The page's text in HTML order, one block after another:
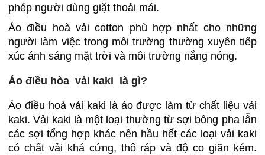
phép người dùng giặt thoải mái.
Áo điều hoà vải cotton phù hợp nhất cho những
người làm việc trong môi trường thường xuyên tiếp
xúc ánh sáng mặt trời và môi trường nắng nóng.
Áo điều hòa vải kaki là gì?
Áo điều hoà vải kaki là áo được làm từ chất liệu vải
kaki. Vải kaki là một loại thường từ sợi bông pha lẫn
các sợi tổng hợp khác nên hầu hết các loại vải kaki
có chất vải khá cứng, thô ráp và độ co giãn kém.